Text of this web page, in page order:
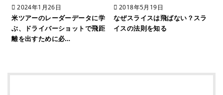
2024年1月26日
米ツアーのレーダーデータに学
ぶ、ドライバーショットで飛距
離を出すために必…
2018年5月19日
なぜスライスは飛ばない？スラ
イスの法則を知る